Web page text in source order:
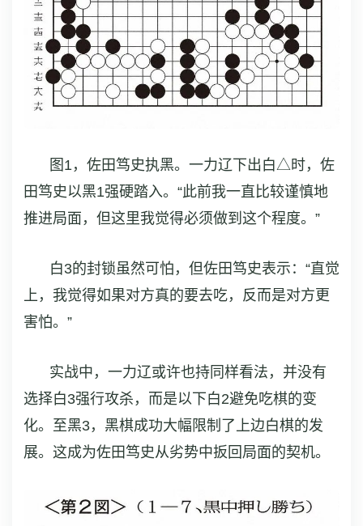
图1，佐田笃史执黑。一力辽下出白△时，佐
田笃史以黑1强硬踏入。“此前我一直比较谨慎地
推进局面，但这里我觉得必须做到这个程度。”
白3的封锁虽然可怕，但佐田笃史表示：“直觉
上，我觉得如果对方真的要去吃，反而是对方更
害怕。”
实战中，一力辽或许也持同样看法，并没有
选择白3强行攻杀，而是以下白2避免吃棋的变
化。至黑3，黑棋成功大幅限制了上边白棋的发
展。这成为佐田笃史从劣势中扳回局面的契机。